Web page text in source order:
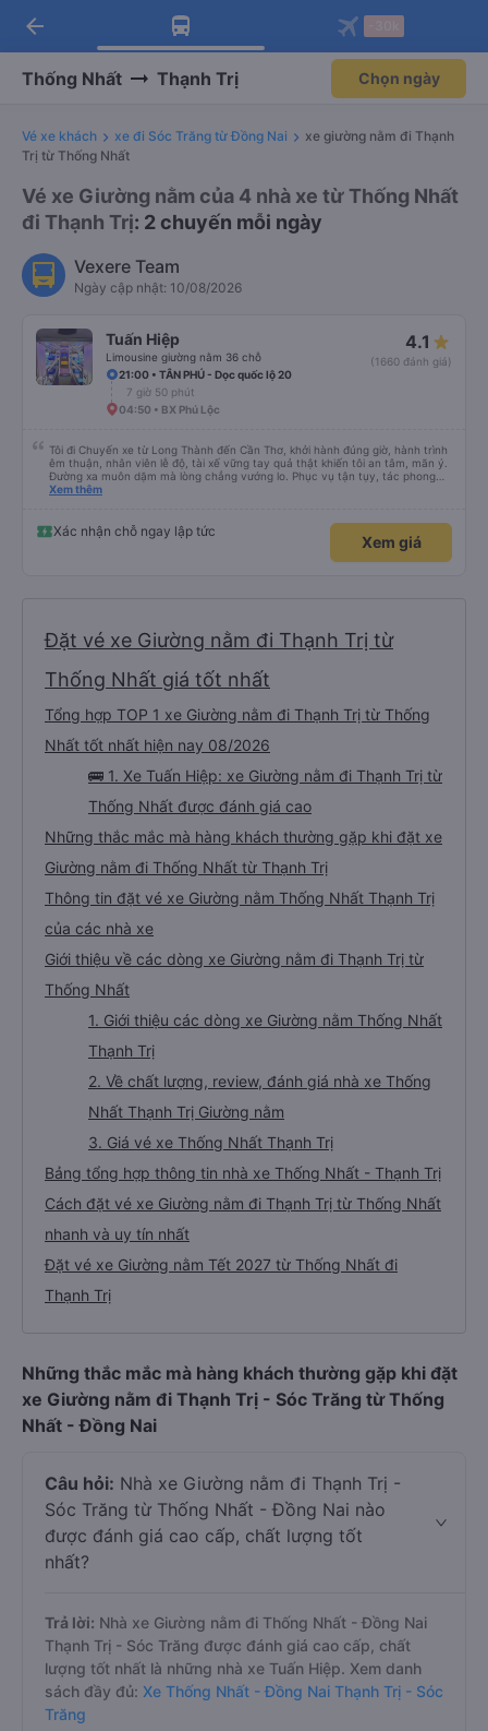
Tải app Vexere ngay!
Nhận ưu đãi thành viên độc
Mở app
Tải app Vexere
-30k/ghế khi đặt vé máy bay qua
Mở app
arrow_back
Thống Nhất Thạnh Trị Chọn ngày
Vé xe khách xe đi Sóc Trăng từ Đồng Nai
xe giường nằm đi Thạnh
Trị từ Thống Nhất
Vé xe Giường nằm của 4 nhà xe từ Thống Nhất
đi Thạnh Trị: 2 chuyến mỗi ngày
Vexere Team
Ngày cập nhật: 10/08/2026
Tuấn Hiệp
Limousine giường nằm 36 chỗ
4.1
(1660 đánh giá)
21:00 • TÂN PHÚ - Dọc quốc lộ 20
7 giờ 50 phút
04:50 • BX Phú Lộc
Tôi đi Chuyến xe từ Long Thành đến Cần Thơ, khởi hành đúng giờ, hành trình
êm thuận, nhân viên lễ độ, tài xế vững tay quả thật khiến tôi an tâm, mãn ý.
Đường xa muôn dặm mà lòng chẳng vướng lo. Phục vụ tận tụy, tác phong
nghiêm cẩn, hiếm thấy giữa thời buổi kim tiền vội vã. Xã hội loạn đạo. Xin gửi
Xem thêm
Xác nhận chỗ ngay lập tức
Xem giá
Đặt vé xe Giường nằm đi Thạnh Trị từ
Thống Nhất giá tốt nhất
Tổng hợp TOP 1 xe Giường nằm đi Thạnh Trị từ Thống
Nhất tốt nhất hiện nay 08/2026
🚌 1. Xe Tuấn Hiệp: xe Giường nằm đi Thạnh Trị từ
Thống Nhất được đánh giá cao
Những thắc mắc mà hàng khách thường gặp khi đặt xe
Giường nằm đi Thống Nhất từ Thạnh Trị
Thông tin đặt vé xe Giường nằm Thống Nhất Thạnh Trị
của các nhà xe
Giới thiệu về các dòng xe Giường nằm đi Thạnh Trị từ
Thống Nhất
1. Giới thiệu các dòng xe Giường nằm Thống Nhất
Thạnh Trị
2. Về chất lượng, review, đánh giá nhà xe Thống
Nhất Thạnh Trị Giường nằm
3. Giá vé xe Thống Nhất Thạnh Trị
Bảng tổng hợp thông tin nhà xe Thống Nhất - Thạnh Trị
Cách đặt vé xe Giường nằm đi Thạnh Trị từ Thống Nhất
nhanh và uy tín nhất
Đặt vé xe Giường nằm Tết 2027 từ Thống Nhất đi
Thạnh Trị
Những thắc mắc mà hàng khách thường gặp khi đặt
xe Giường nằm đi Thạnh Trị - Sóc Trăng từ Thống
Nhất - Đồng Nai
Câu hỏi: Nhà xe Giường nằm đi Thạnh Trị -
Sóc Trăng từ Thống Nhất - Đồng Nai nào
được đánh giá cao cấp, chất lượng tốt
nhất?
Trả lời: Nhà xe Giường nằm đi Thống Nhất - Đồng Nai
Thạnh Trị - Sóc Trăng được đánh giá cao cấp, chất
lượng tốt nhất là những nhà xe Tuấn Hiệp. Xem danh
sách đầy đủ: Xe Thống Nhất - Đồng Nai Thạnh Trị - Sóc
Trăng